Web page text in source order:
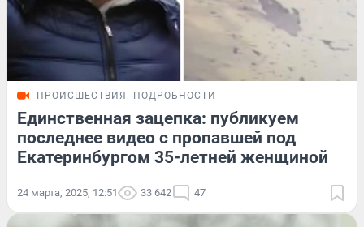
ПРОИСШЕСТВИЯ ПОДРОБНОСТИ
Единственная зацепка: публикуем
последнее видео с пропавшей под
Екатеринбургом 35-летней женщиной
24 марта, 2025, 12:51 33 642 47